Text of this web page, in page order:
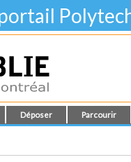
Déposer Parcourir